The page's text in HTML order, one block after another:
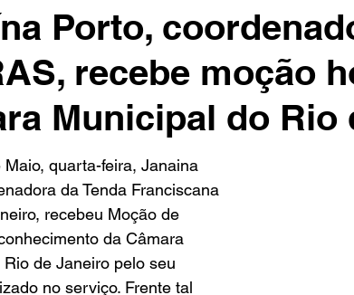
Porto,
recebe moção
Municipal do Rio
Maio, quarta-feira, Janaina
da Tenda Franciscana
recebeu Moção de
da Câmara
de Janeiro pelo seu
no serviço. Frente tal